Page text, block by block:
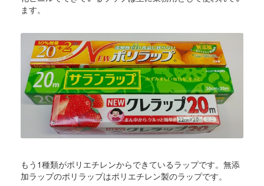
ます。
もう1種類がポリエチレンからできているラップです。無添
加ラップのポリラップはポリエチレン製のラップです。